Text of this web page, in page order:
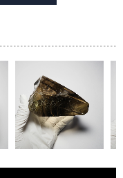
ルクォーツ フリー